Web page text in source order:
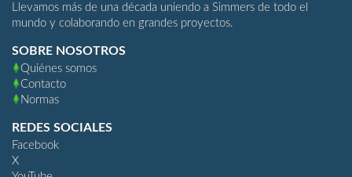
Llevamos más de una década uniendo a Simmers de todo el
mundo y colaborando en grandes proyectos.
SOBRE NOSOTROS
Quiénes somos
Contacto
Normas
REDES SOCIALES
Facebook
X